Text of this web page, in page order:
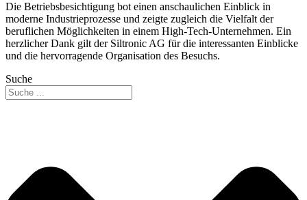
Die Betriebsbesichtigung bot einen anschaulichen Einblick in
moderne Industrieprozesse und zeigte zugleich die Vielfalt der
beruflichen Möglichkeiten in einem High-Tech-Unternehmen. Ein
herzlicher Dank gilt der Siltronic AG für die interessanten Einblicke
und die hervorragende Organisation des Besuchs.
Suche